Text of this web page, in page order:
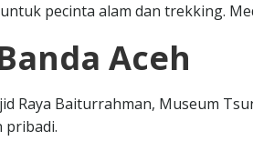
pecinta alam dan trekking.
Aceh
Raya Baiturrahman, Museum
pribadi.